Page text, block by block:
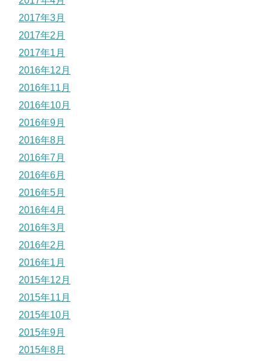
2017年3月
2017年2月
2017年1月
2016年12月
2016年11月
2016年10月
2016年9月
2016年8月
2016年7月
2016年6月
2016年5月
2016年4月
2016年3月
2016年2月
2016年1月
2015年12月
2015年11月
2015年10月
2015年9月
2015年8月